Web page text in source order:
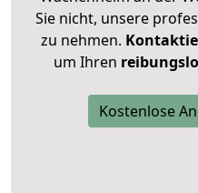
Sie nicht, unsere
zu nehmen.
um Ihren
Kostenlose